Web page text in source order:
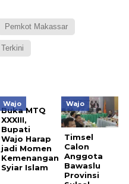
Pemkot Makassar
Terkini
Wajo
Buka MTQ
XXXIII,
Bupati
Wajo Harap
jadi Momen
Kemenangan
Syiar Islam
Wajo
Timsel
Calon
Anggota
Bawaslu
Provinsi